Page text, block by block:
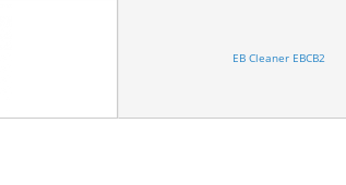
EB Cleaner EBCB2